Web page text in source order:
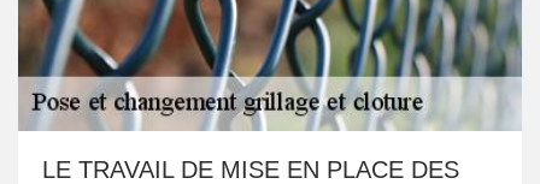
LE TRAVAIL DE MISE EN PLACE DES